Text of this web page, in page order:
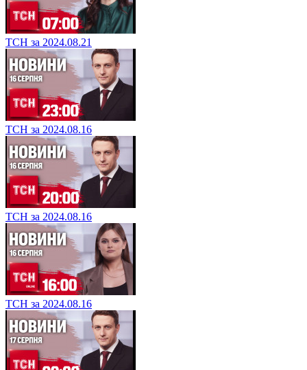
ТСН за 2024.08.21
ТСН за 2024.08.16
ТСН за 2024.08.16
ТСН за 2024.08.16